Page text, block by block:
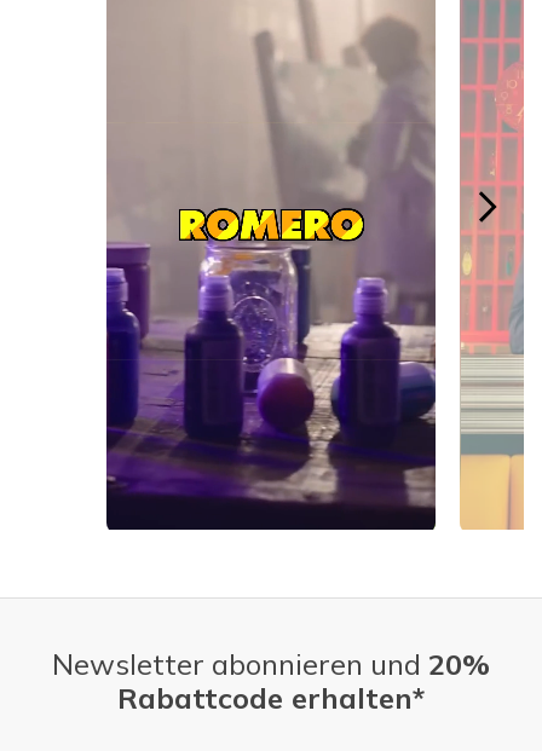
Newsletter abonnieren und 20%
Rabattcode erhalten*